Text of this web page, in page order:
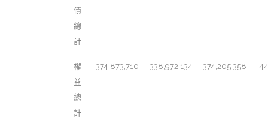
債
總
計
權
益
總
計
374,873,710 338,972,134 374,205,358